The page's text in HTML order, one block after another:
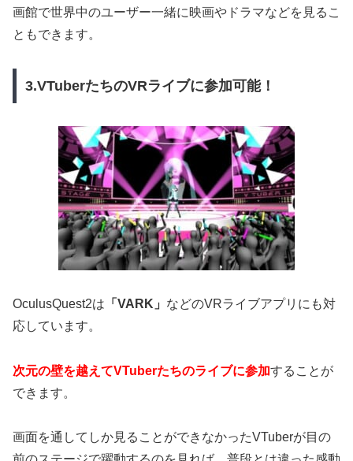
画館で世界中のユーザー一緒に映画やドラマなどを見るこ
ともできます。
3.VTuberたちのVRライブに参加可能！
OculusQuest2は 「VARK」 などのVRライブアプリにも対
応しています。
次元の壁を越えてVTuberたちのライブに参加することが
できます。
画面を通してしか見ることができなかったVTuberが目の